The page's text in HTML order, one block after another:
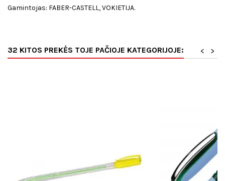
Gamintojas: FABER-CASTELL, VOKIETIJA.
32 KITOS PREKĖS TOJE PAČIOJE KATEGORIJOJE: >
<